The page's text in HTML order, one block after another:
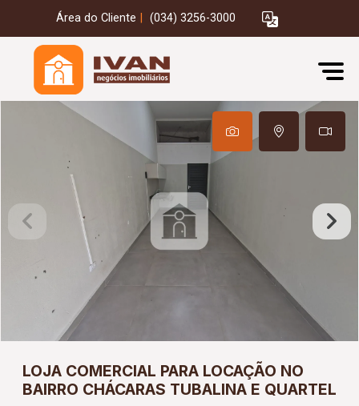
Área do Cliente (034) 3256-3000
LOJA COMERCIAL PARA LOCAÇÃO NO
BAIRRO CHÁCARAS TUBALINA E QUARTEL